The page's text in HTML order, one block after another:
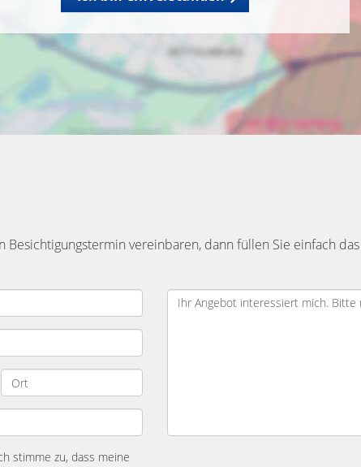
vereinbaren, dann füllen Sie einfach
stimme zu, dass meine